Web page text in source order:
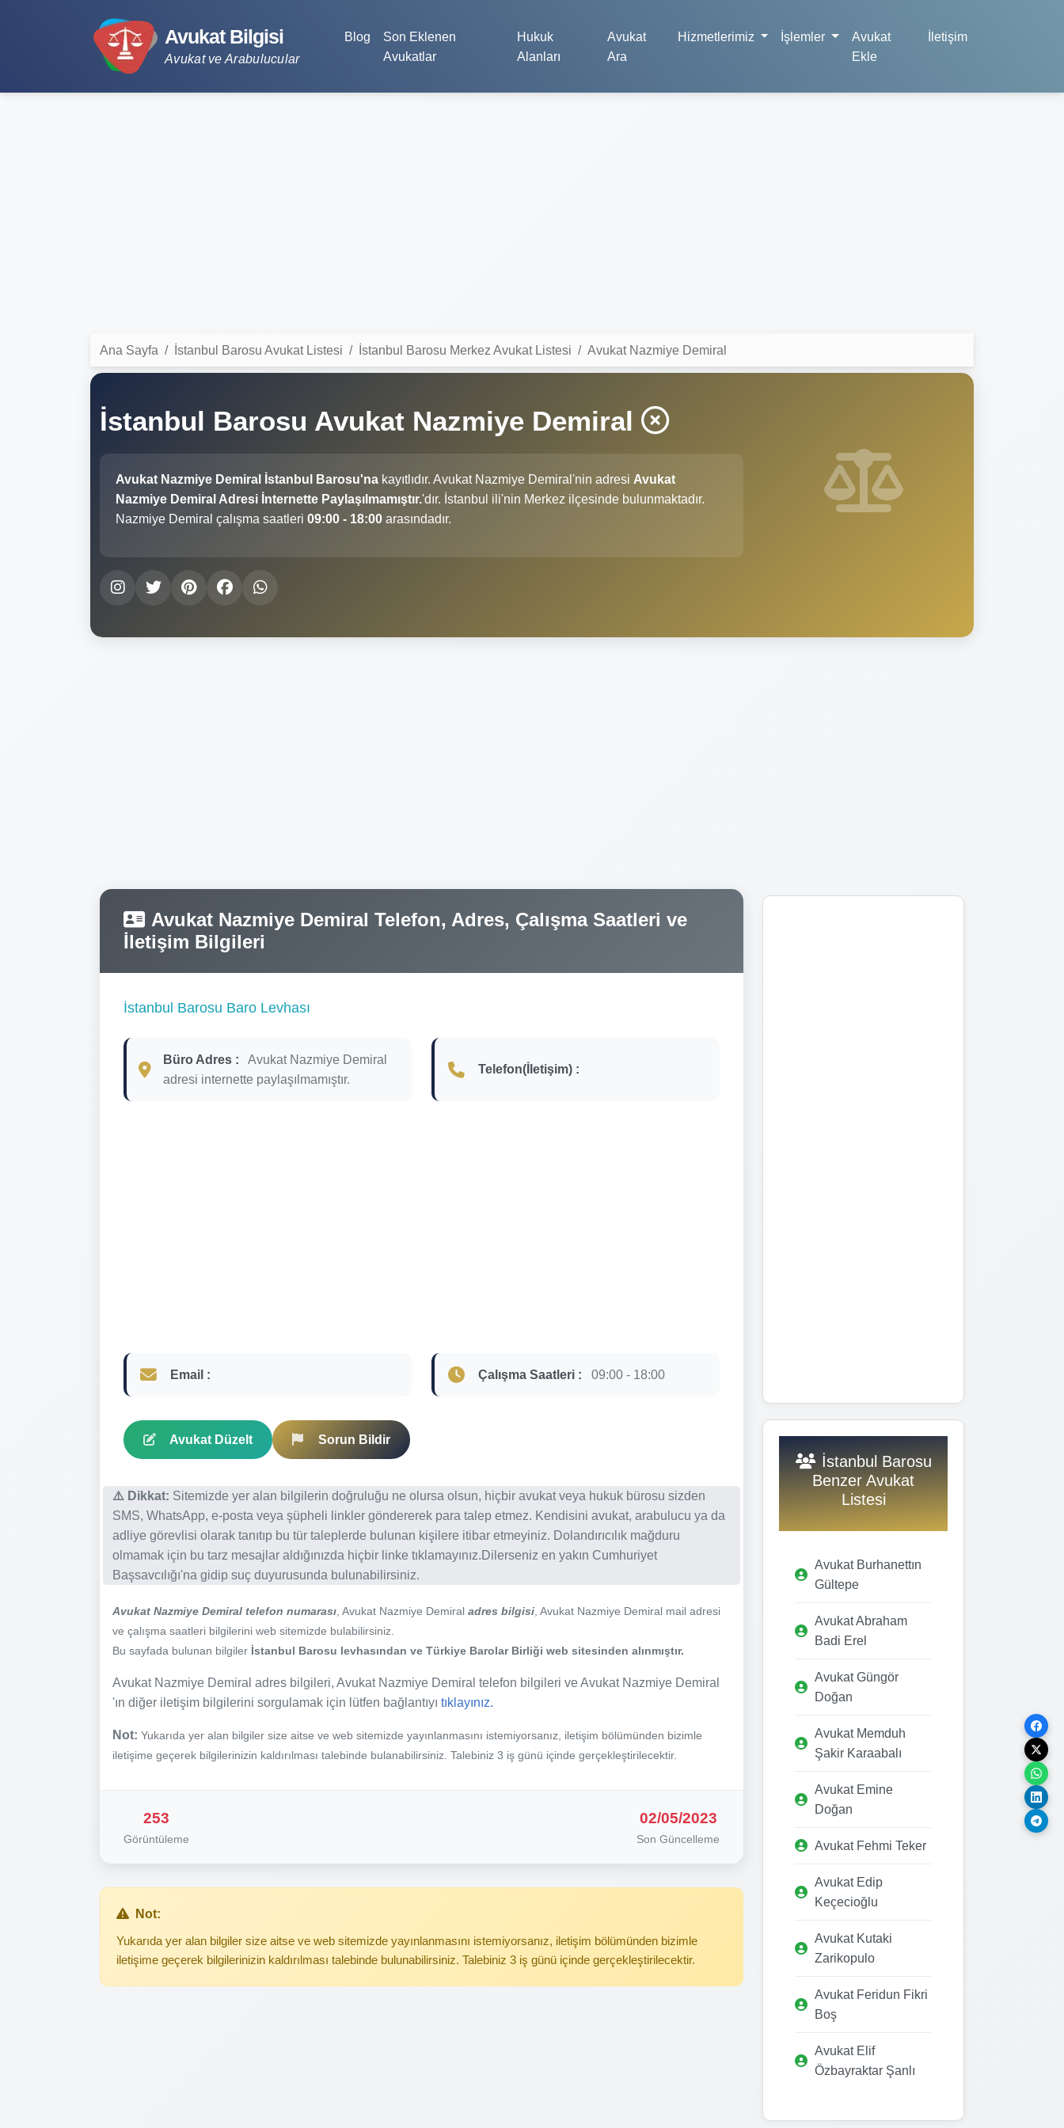
Avukat Bilgisi
Avukat ve Arabulucular
Blog
Son Eklenen
Avukatlar
Hukuk
Alanları
Avukat
Ara
Hizmetlerimiz İşlemler
Avukat
Ekle
İletişim
Ana Sayfa İstanbul Barosu Avukat Listesi İstanbul Barosu Merkez Avukat Listesi Avukat Nazmiye Demiral
İstanbul Barosu Avukat Nazmiye Demiral
Avukat Nazmiye Demiral İstanbul Barosu'na kayıtlıdır. Avukat Nazmiye Demiral'nin adresi Avukat
Nazmiye Demiral Adresi İnternette Paylaşılmamıştır.'dır. İstanbul ili'nin Merkez ilçesinde bulunmaktadır.
Nazmiye Demiral çalışma saatleri 09:00 - 18:00 arasındadır.
Avukat Nazmiye Demiral Telefon, Adres, Çalışma Saatleri ve
İletişim Bilgileri
İstanbul Barosu Baro Levhası
Büro Adres :
Avukat Nazmiye Demiral
adresi internette paylaşılmamıştır.
Telefon(İletişim) :
Email : Çalışma Saatleri : 09:00 - 18:00
Avukat Düzelt Sorun Bildir
⚠️ Dikkat: Sitemizde yer alan bilgilerin doğruluğu ne olursa olsun, hiçbir avukat veya hukuk bürosu sizden
SMS, WhatsApp, e-posta veya şüpheli linkler göndererek para talep etmez. Kendisini avukat, arabulucu ya da
adliye görevlisi olarak tanıtıp bu tür taleplerde bulunan kişilere itibar etmeyiniz. Dolandırıcılık mağduru
olmamak için bu tarz mesajlar aldığınızda hiçbir linke tıklamayınız.Dilerseniz en yakın Cumhuriyet
Başsavcılığı'na gidip suç duyurusunda bulunabilirsiniz.
Avukat Nazmiye Demiral telefon numarası , Avukat Nazmiye Demiral adres bilgisi , Avukat Nazmiye Demiral mail adresi
ve çalışma saatleri bilgilerini web sitemizde bulabilirsiniz.
Bu sayfada bulunan bilgiler İstanbul Barosu levhasından ve Türkiye Barolar Birliği web sitesinden alınmıştır.
Avukat Nazmiye Demiral adres bilgileri, Avukat Nazmiye Demiral telefon bilgileri ve Avukat Nazmiye Demiral
'ın diğer iletişim bilgilerini sorgulamak için lütfen bağlantıyı tıklayınız.
Not: Yukarıda yer alan bilgiler size aitse ve web sitemizde yayınlanmasını istemiyorsanız, iletişim bölümünden bizimle
iletişime geçerek bilgilerinizin kaldırılması talebinde bulanabilirsiniz. Talebiniz 3 iş günü içinde gerçekleştirilecektir.
253
Görüntüleme
02/05/2023
Son Güncelleme
Not:
Yukarıda yer alan bilgiler size aitse ve web sitemizde yayınlanmasını istemiyorsanız, iletişim bölümünden bizimle
iletişime geçerek bilgilerinizin kaldırılması talebinde bulunabilirsiniz. Talebiniz 3 iş günü içinde gerçekleştirilecektir.
İstanbul Barosu
Benzer Avukat
Listesi
Avukat Burhanettın
Gültepe
Avukat Abraham
Badi Erel
Avukat Güngör
Doğan
Avukat Memduh
Şakir Karaabalı
Avukat Emine
Doğan
Avukat Fehmi Teker
Avukat Edip
Keçecioğlu
Avukat Kutaki
Zarikopulo
Avukat Feridun Fikri
Boş
Avukat Elif
Özbayraktar Şanlı